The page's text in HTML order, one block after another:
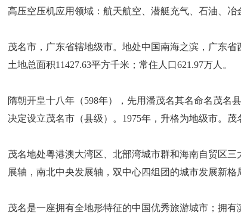
高压空压机应用领域：航天航空、潜艇充气、石油、
茂名市，广东省辖地级市。地处中国南海之滨，广东
土地总面积11427.63平方千米；常住人口621.97万人。
隋朝开皇十八年（598年），先用潘茂名其名命名茂名
决定设立茂名市（县级）。1975年，升格为地级市。
茂名地处粤港澳大湾区、北部湾城市群和海南自贸区
展轴，南北中央发展轴，双中心四组团的城市发展新格
茂名是一座拥有全地形特征的中国优秀旅游城市；拥